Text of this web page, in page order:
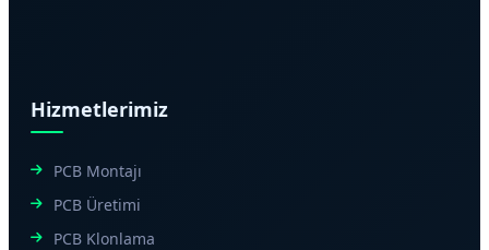
Hizmetlerimiz
PCB Montajı
PCB Üretimi
PCB Klonlama